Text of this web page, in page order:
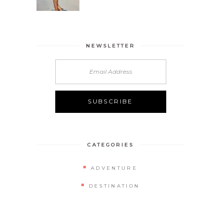
NEWSLETTER
CATEGORIES
ADVENTURE
DESTINATION